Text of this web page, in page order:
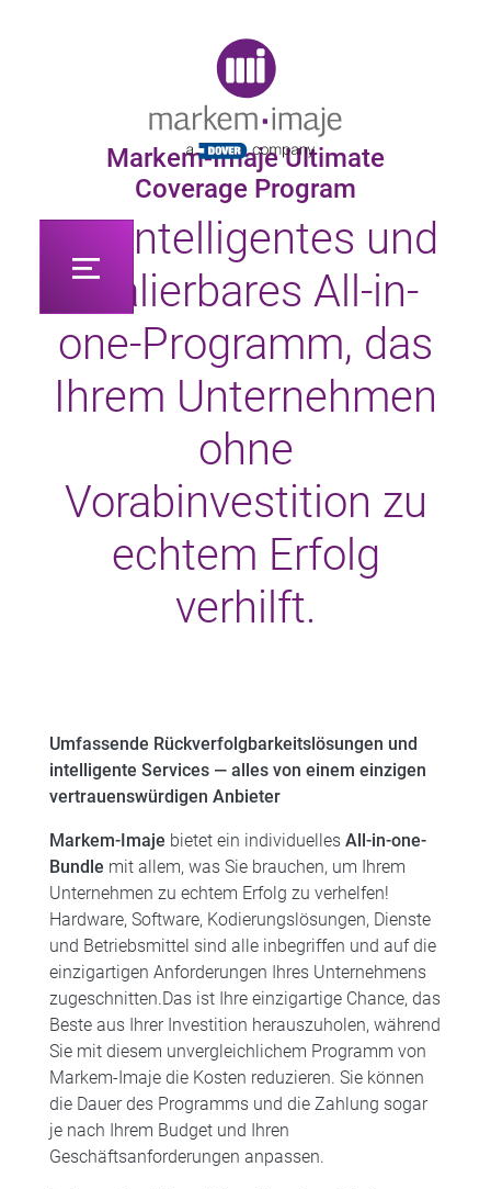
Markem-Imaje Ultimate
Coverage Program
Ein intelligentes und
skalierbares All-in-
one-Programm, das
Ihrem Unternehmen
ohne
Vorabinvestition zu
echtem Erfolg
verhilft.
Umfassende Rückverfolgbarkeitslösungen und
intelligente Services — alles von einem einzigen
vertrauenswürdigen Anbieter
Markem-Imaje bietet ein individuelles All-in-one-
Bundle mit allem, was Sie brauchen, um Ihrem
Unternehmen zu echtem Erfolg zu verhelfen! ​
Hardware, Software, Kodierungslösungen, Dienste
und Betriebsmittel sind alle inbegriffen und auf die
einzigartigen Anforderungen Ihres Unternehmens
zugeschnitten.Das ist Ihre einzigartige Chance, das
Beste aus Ihrer Investition herauszuholen, während
Sie mit diesem unvergleichlichem Programm von
Markem-Imaje die Kosten reduzieren. Sie können
die Dauer des Programms und die Zahlung sogar
je nach Ihrem Budget und Ihren
Geschäftsanforderungen anpassen.​​